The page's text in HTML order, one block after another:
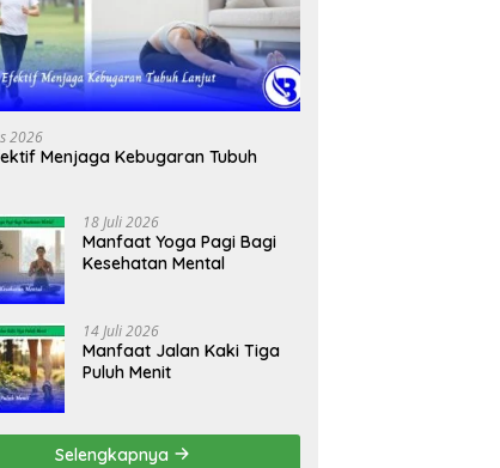
2026
Menjaga Kebugaran Tubuh
18 Juli 2026
Manfaat Yoga Pagi Bagi
Kesehatan Mental
14 Juli 2026
Manfaat Jalan Kaki Tiga
Puluh Menit
Selengkapnya